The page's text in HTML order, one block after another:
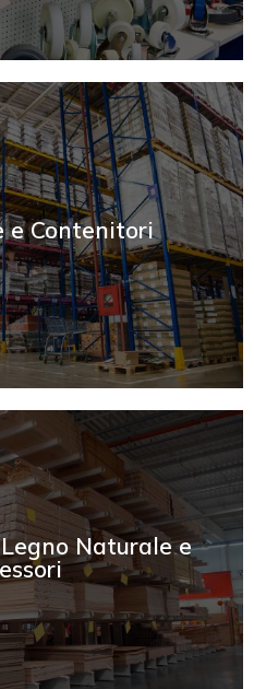
e Contenitori
Naturale e